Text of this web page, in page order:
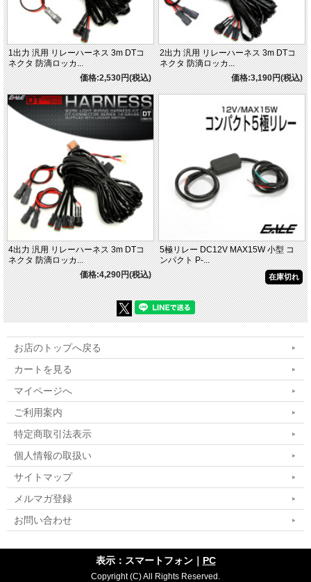
1出力 汎用 リレーハーネス 3m DTコ
ネクタ 防滴ロッカ...
価格:2,530円(税込)
2出力 汎用 リレーハーネス 3m DTコ
ネクタ 防滴ロッカ...
価格:3,190円(税込)
4出力 汎用 リレーハーネス 3m DTコ
ネクタ 防滴ロッカ...
価格:4,290円(税込)
5極リレー DC12V MAX15W 小型 コ
ンパクト P-...
在庫切れ
お店のトップへ戻る
カートを見る
マイページへ
ご利用案内
特定商取引法表示
個人情報の取扱い
サイトマップ
メルマガ登録
お問い合わせ
表示：スマートフォン｜ PC
Copyright (C) All Rights Reserved.